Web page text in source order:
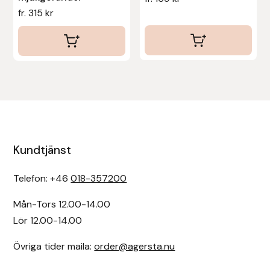
fr. 315kr
Kundtjänst
Telefon: +46018-357200
Mån-Tors 12.00-14.00
Lör 12.00-14.00
Övriga tider maila:order@agersta.nu